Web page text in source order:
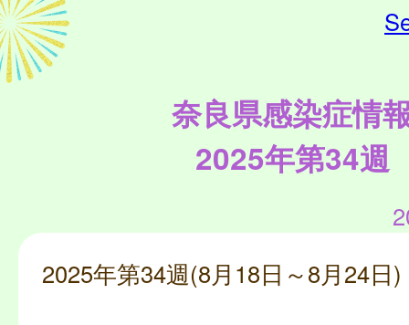
奈良県感染症情
2025年第34週
2025年第34週(8月18日～8月24日)